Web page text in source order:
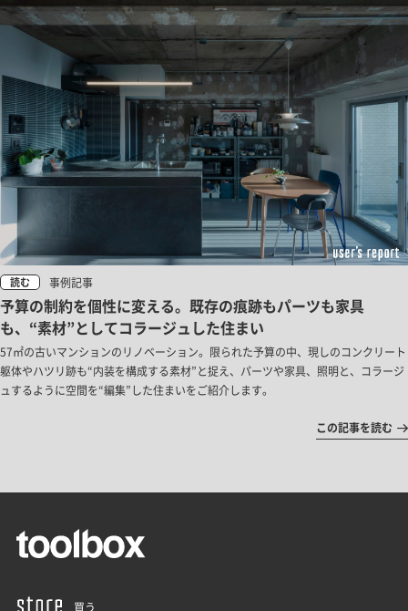
読む 事例記事
予算の制約を個性に変える。既存の痕跡もパーツも家具
も、“素材”としてコラージュした住まい
57㎡の古いマンションのリノベーション。限られた予算の中、現しのコンクリート
躯体やハツリ跡も“内装を構成する素材”と捉え、パーツや家具、照明と、コラージ
ュするように空間を“編集”した住まいをご紹介します。
この記事を読む
買う